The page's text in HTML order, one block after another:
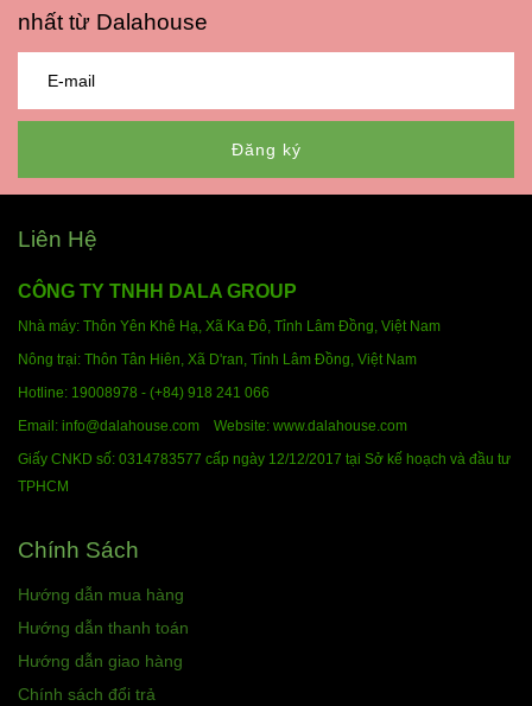
nhất từ Dalahouse
Đăng ký
Liên Hệ
CÔNG TY TNHH DALA GROUP
Nhà máy: Thôn Yên Khê Hạ, Xã Ka Đô, Tỉnh Lâm Đồng, Việt Nam
Nông trại: Thôn Tân Hiên, Xã D'ran, Tỉnh Lâm Đồng, Việt Nam
Hotline: 19008978 - (+84) 918 241 066
Email: info@dalahouse.com Website: www.dalahouse.com
Giấy CNKD số: 0314783577 cấp ngày 12/12/2017 tại Sở kế hoạch và đầu tư
TPHCM
Chính Sách
Hướng dẫn mua hàng
Hướng dẫn thanh toán
Hướng dẫn giao hàng
Chính sách đổi trả